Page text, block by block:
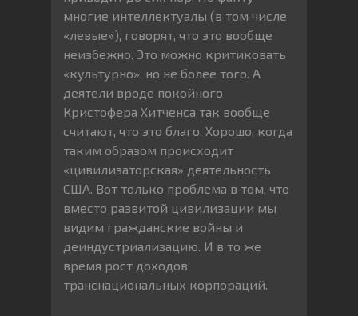
многие интеллектуалы (в том числе
«левые»), говорят, что это вообще
неизбежно. Это можно критиковать
«культурно», но не более того. А
деятели вроде покойного
Кристофера Хитченса так вообще
считают, что это благо. Хорошо, когда
таким образом происходит
«цивилизаторская» деятельность
США. Вот только проблема в том, что
вместо развитой цивилизации мы
видим гражданские войны и
деиндустриализацию. И в то же
время рост доходов
транснациональных корпораций.